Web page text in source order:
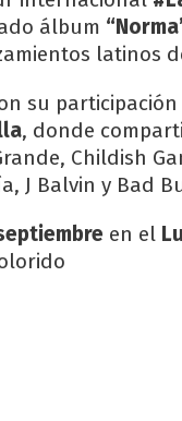
álbum
latinos
su
, donde
Childish
J Balvin y Bad
en el